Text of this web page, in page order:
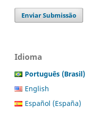
Enviar Submissão
Idioma
Português (Brasil)
English
Español (España)